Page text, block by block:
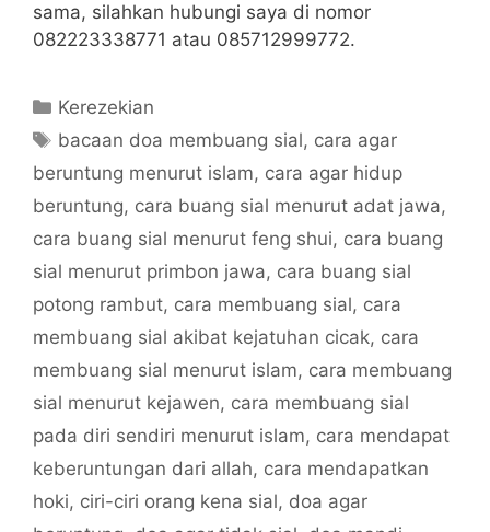
sama, silahkan hubungi saya di nomor
082223338771 atau 085712999772.
Categories
Kerezekian
Tags
bacaan doa membuang sial, cara agar
beruntung menurut islam, cara agar hidup
beruntung, cara buang sial menurut adat jawa,
cara buang sial menurut feng shui, cara buang
sial menurut primbon jawa, cara buang sial
potong rambut, cara membuang sial, cara
membuang sial akibat kejatuhan cicak, cara
membuang sial menurut islam, cara membuang
sial menurut kejawen, cara membuang sial
pada diri sendiri menurut islam, cara mendapat
keberuntungan dari allah, cara mendapatkan
hoki, ciri-ciri orang kena sial, doa agar